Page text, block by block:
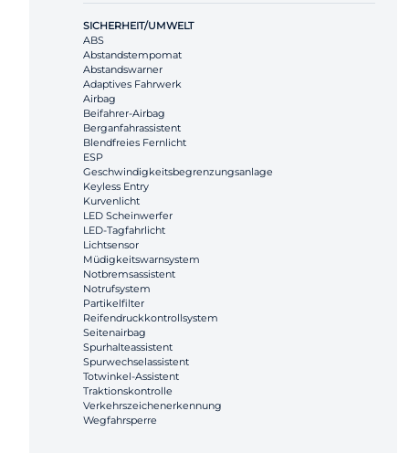
SICHERHEIT/UMWELT
ABS
Abstandstempomat
Abstandswarner
Adaptives Fahrwerk
Airbag
Beifahrer-Airbag
Berganfahrassistent
Blendfreies Fernlicht
ESP
Geschwindigkeitsbegrenzungsanlage
Keyless Entry
Kurvenlicht
LED Scheinwerfer
LED-Tagfahrlicht
Lichtsensor
Müdigkeitswarnsystem
Notbremsassistent
Notrufsystem
Partikelfilter
Reifendruckkontrollsystem
Seitenairbag
Spurhalteassistent
Spurwechselassistent
Totwinkel-Assistent
Traktionskontrolle
Verkehrszeichenerkennung
Wegfahrsperre